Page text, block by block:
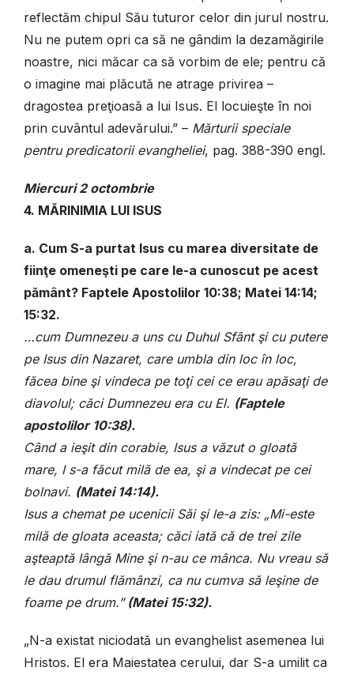
reflectăm chipul Său tuturor celor din jurul nostru.
Nu ne putem opri ca să ne gândim la dezamăgirile
noastre, nici măcar ca să vorbim de ele; pentru că
o imagine mai plăcută ne atrage privirea –
dragostea preţioasă a lui Isus. El locuieşte în noi
prin cuvântul adevărului.” – Mărturii speciale
pentru predicatorii evangheliei, pag. 388-390 engl.
Miercuri2 octombrie
4. MĂRINIMIA LUI ISUS
a. Cum S-a purtat Isus cu marea diversitate de
fiinţe omeneşti pe care le-a cunoscut pe acest
pământ? Faptele Apostolilor 10:38; Matei 14:14;
15:32.
…cum Dumnezeu a uns cu Duhul Sfânt şi cu putere
pe Isus din Nazaret, care umbla din loc în loc,
făcea bine şi vindeca pe toţi cei ce erau apăsaţi de
diavolul; căci Dumnezeu era cu El. (Faptele
apostolilor 10:38).
Când a ieşit din corabie, Isus a văzut o gloată
mare, I s-a făcut milă de ea, şi a vindecat pe cei
bolnavi. (Matei 14:14).
Isus a chemat pe ucenicii Săi şi le-a zis: „Mi-este
milă de gloata aceasta; căci iată că de trei zile
aşteaptă lângă Mine şi n-au ce mânca. Nu vreau să
le dau drumul flămânzi, ca nu cumva să leşine de
foame pe drum.”(Matei 15:32).
„N-a existat niciodată un evanghelist asemenea lui
Hristos. El era Maiestatea cerului, dar S-a umilit ca